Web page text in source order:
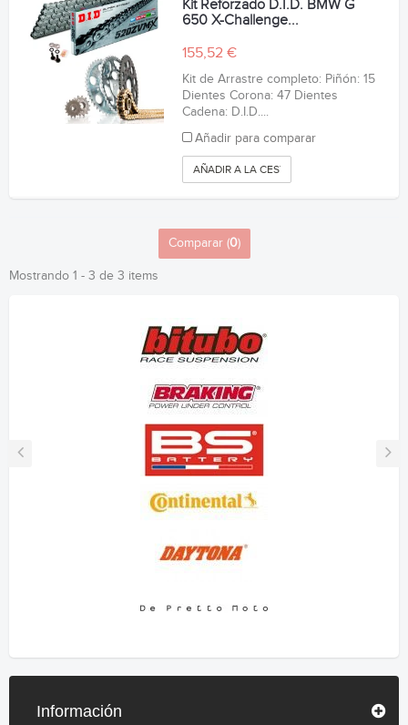
Kit Reforzado D.I.D. BMW G
650 X-Challenge...
155,52 €
Kit de Arrastre completo: Piñón: 15
Dientes Corona: 47 Dientes
Cadena: D.I.D....
Añadir para comparar
AÑADIR A LA CESTA
Comparar (0)
Mostrando 1 - 3 de 3 items
Información